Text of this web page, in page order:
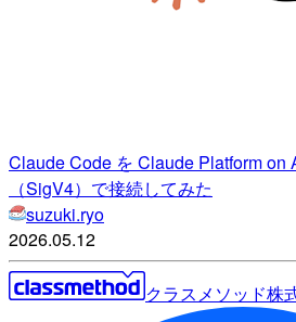
Claude Code を Claude Platform on
（SigV4）で接続してみた
suzuki.ryo
2026.05.12
クラスメソッド株